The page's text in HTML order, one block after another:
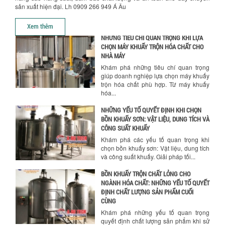
sản xuất hiện đại. Lh 0909 266 949 Á Âu
Xem thêm
nghiệp giúp doanh nghiệp tiết kiệm
nguyên liệu, nhân công và chi phí vận
NHỮNG TIÊU CHÍ QUAN TRỌNG KHI LỰA
CHỌN MÁY KHUẤY TRỘN HÓA CHẤT CHO
NHÀ MÁY
Khám phá những tiêu chí quan trọng
giúp doanh nghiệp lựa chọn máy khuấy
trộn hóa chất phù hợp. Từ máy khuấy
hóa...
NHỮNG YẾU TỐ QUYẾT ĐỊNH KHI CHỌN
BỒN KHUẤY SƠN: VẬT LIỆU, DUNG TÍCH VÀ
CÔNG SUẤT KHUẤY
Khám phá các yếu tố quan trọng khi
chọn bồn khuấy sơn: Vật liệu, dung tích
và công suất khuấy. Giải pháp tối...
BỒN KHUẤY TRỘN CHẤT LỎNG CHO
NGÀNH HÓA CHẤT: NHỮNG YẾU TỐ QUYẾT
ĐỊNH CHẤT LƯỢNG SẢN PHẨM CUỐI
CÙNG
Khám phá những yếu tố quan trọng
quyết định chất lượng sản phẩm khi sử